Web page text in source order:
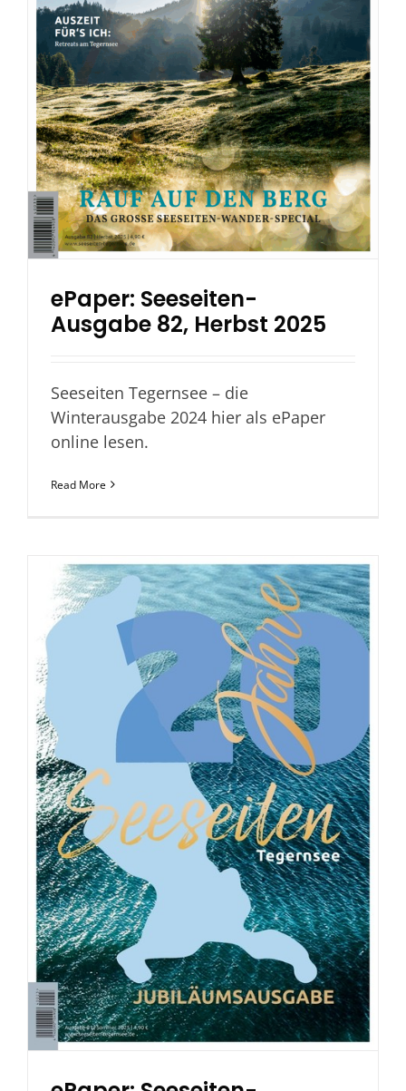
ePaper: Seeseiten-
Ausgabe 82, Herbst 2025
Seeseiten Tegernsee – die
Winterausgabe 2024 hier als ePaper
online lesen.
Read More